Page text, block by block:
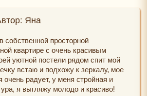
Яна
собственной просторной
квартире с очень красивым
уютной постели рядом спит мой
встаю и подхожу к зеркалу, мое
очень радует, у меня стройная и
я выгляжу молодо и красиво!